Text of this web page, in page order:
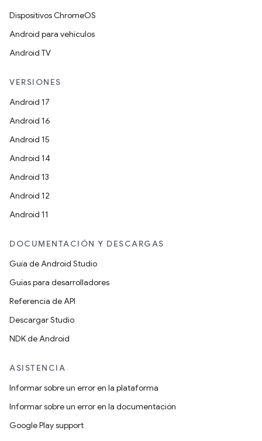
Dispositivos ChromeOS
Android para vehículos
Android TV
VERSIONES
Android 17
Android 16
Android 15
Android 14
Android 13
Android 12
Android 11
DOCUMENTACIÓN Y DESCARGAS
Guía de Android Studio
Guías para desarrolladores
Referencia de API
Descargar Studio
NDK de Android
ASISTENCIA
Informar sobre un error en la plataforma
Informar sobre un error en la documentación
Google Play support